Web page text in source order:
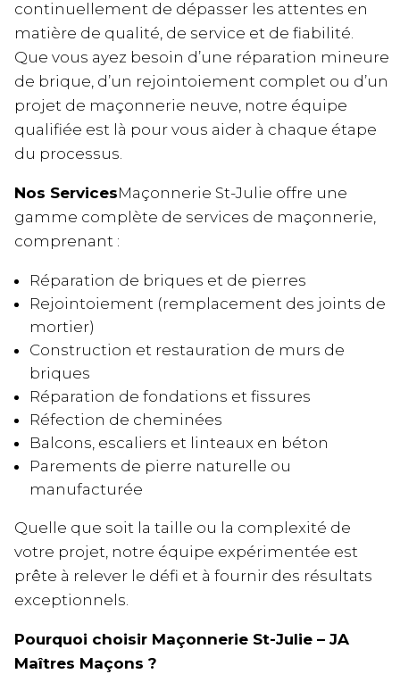
continuellement de dépasser les attentes en
matière de qualité, de service et de fiabilité.
Que vous ayez besoin d’une réparation mineure
de brique, d’un rejointoiement complet ou d’un
projet de maçonnerie neuve, notre équipe
qualifiée est là pour vous aider à chaque étape
du processus.
Nos ServicesMaçonnerie St-Julie offre une
gamme complète de services de maçonnerie,
comprenant :
Réparation de briques et de pierres
Rejointoiement (remplacement des joints de
mortier)
Construction et restauration de murs de
briques
Réparation de fondations et fissures
Réfection de cheminées
Balcons, escaliers et linteaux en béton
Parements de pierre naturelle ou
manufacturée
Quelle que soit la taille ou la complexité de
votre projet, notre équipe expérimentée est
prête à relever le défi et à fournir des résultats
exceptionnels.
Pourquoi choisir Maçonnerie St-Julie – JA
Maîtres Maçons ?